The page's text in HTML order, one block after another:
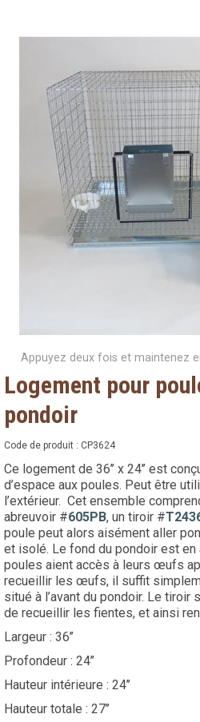
Produits
Nouveaux
Nous
Appuyez deux fois et maintenez
Logement pour
pondoir
Code de produit : CP3624
Ce logement de 36’’ x 24’’ est
d’espace aux poules. Peut être
l’extérieur. Cet ensemble
abreuvoir #605PB, un tiroir #
poule peut alors aisément aller
et isolé. Le fond du pondoir est en
poules aient accès à leurs œufs
recueillir les œufs, il suffit
situé à l’avant du pondoir. Le
de recueillir les fientes, et ainsi
Largeur : 36’’
Profondeur : 24’’
Hauteur intérieure : 24’’
Hauteur totale : 27’’